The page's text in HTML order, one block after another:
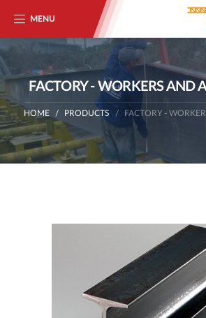
MENU
FACTORY - WORKERS AND
HOME PRODUCTS FACTORY -